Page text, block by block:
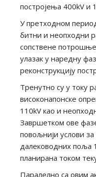
постројења 400kV и
У претходном
битни и неопходни
сопствене
улазак у наредну
реконструкцију
Тренутно су у току
високонапонске
110kV као и
Завршетком ове
повољнији услови за
далеководних поља
планирана током
Паралелно са овим